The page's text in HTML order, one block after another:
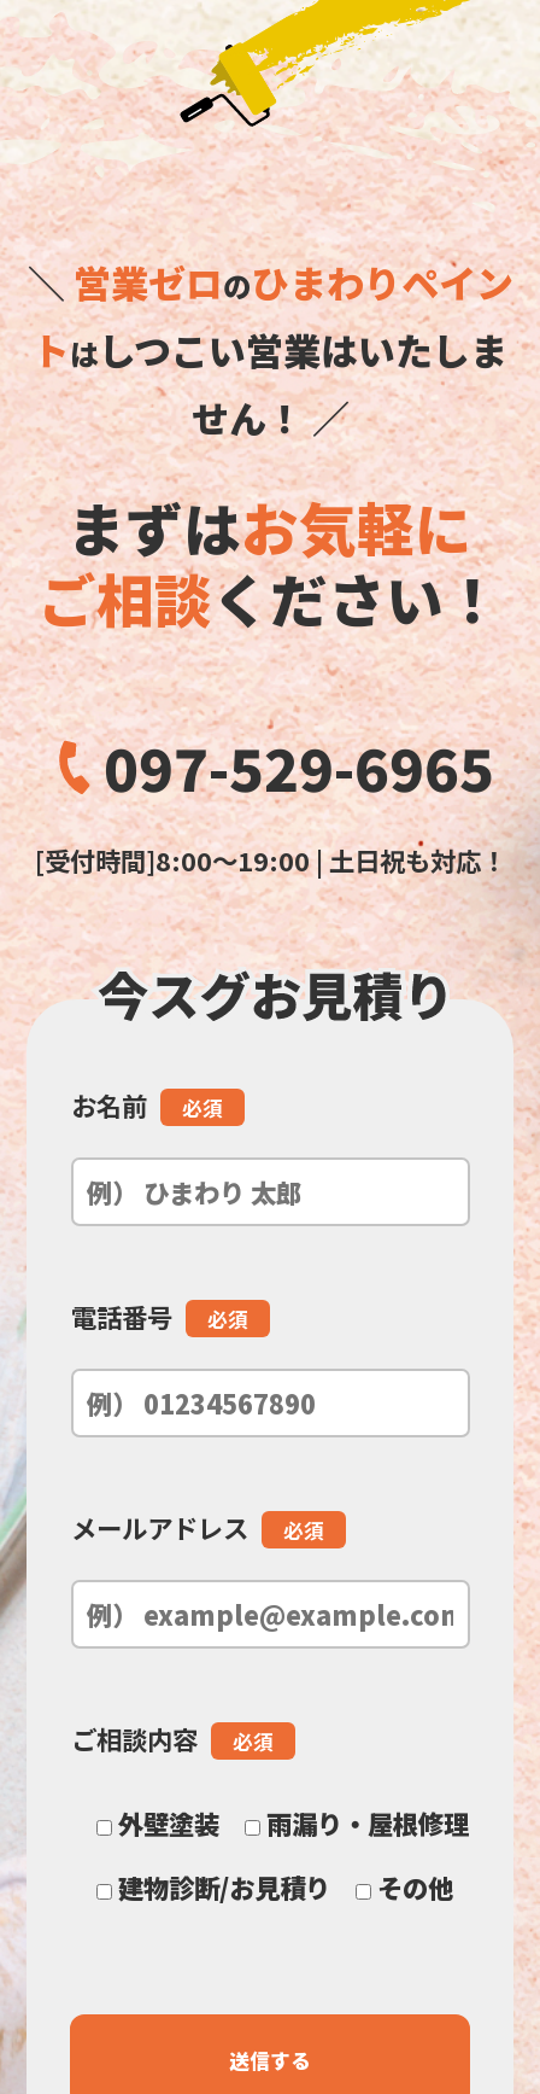
＼営業ゼロのひまわりペイン
トはしつこい営業はいたしま
せん！ ／
まずはお気軽に
ご相談ください！
097-529-6965
[受付時間]8:00～19:00 | 土日祝も対応！
こ
の
フ
ル
空
ま
お名前 必須
電話番号 必須
メールアドレス 必須
ご相談内容 必須
外壁塗装
雨漏り・屋根修理
建物診断/お見積り
その他